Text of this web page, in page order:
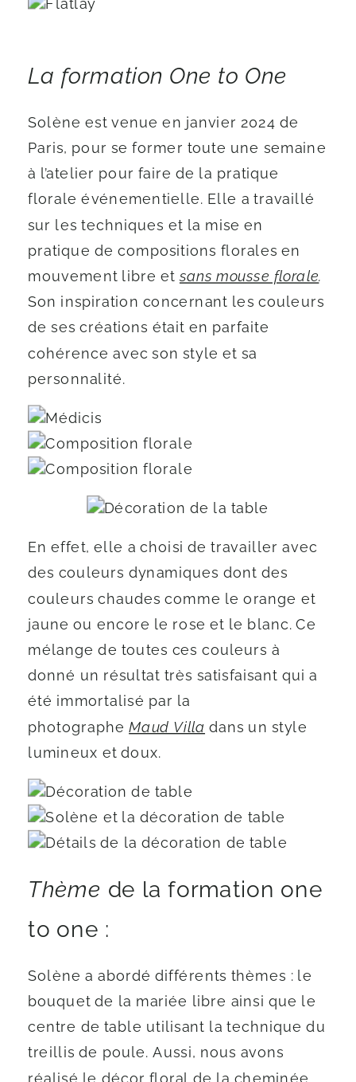
La formation One to One
Solène est venue en janvier 2024 de
Paris, pour se former toute une semaine
à l’atelier pour faire de la pratique
florale événementielle. Elle a travaillé
sur les techniques et la mise en
pratique de compositions florales en
mouvement libre etsans mousse florale.
Son inspiration concernant les couleurs
de ses créations était en parfaite
cohérence avec son style et sa
personnalité.
En effet, elle a choisi de travailler avec
des couleurs dynamiques dont des
couleurs chaudes comme le orange et
jaune ou encore le rose et le blanc. Ce
mélange de toutes ces couleurs à
donné un résultat très satisfaisant qui a
été immortalisé par la
photographeMaud Villa dans un style
lumineux et doux.
Thème de la formation one
to one :
Solène a abordé différents thèmes : le
bouquet de la mariée libre ainsi que le
centre de table utilisant la technique du
treillis de poule. Aussi, nous avons
réalisé le décor floral de la cheminée,